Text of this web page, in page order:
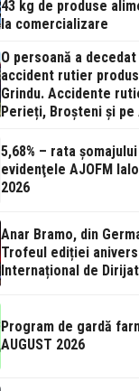
43 kg de produse
la comercializare
O persoană a
accident rutier
Grindu. Accidente
Perieți, Broșteni și pe
5,68% – rata
evidenţele AJOFM
2026
Anar Bramo, din
Trofeul ediției
Internațional de
Program de gardă
AUGUST 2026